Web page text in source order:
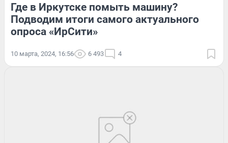
Где в Иркутске помыть машину?
Подводим итоги самого актуального
опроса «ИрСити»
10 марта, 2024, 16:56 6 493 4